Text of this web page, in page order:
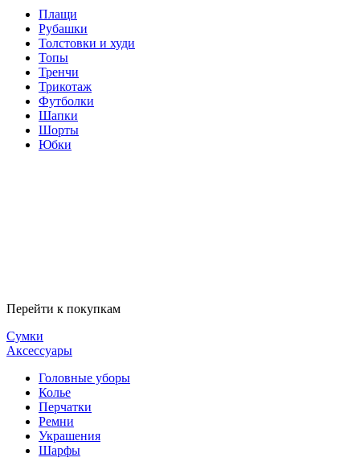
Плащи
Рубашки
Толстовки и худи
Топы
Тренчи
Трикотаж
Футболки
Шапки
Шорты
Юбки
Перейти к покупкам
Сумки
Аксессуары
Головные уборы
Колье
Перчатки
Ремни
Украшения
Шарфы